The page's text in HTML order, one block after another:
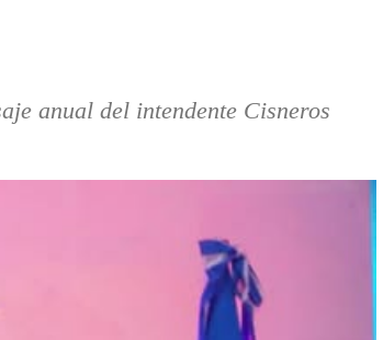
anual del intendente Cisneros